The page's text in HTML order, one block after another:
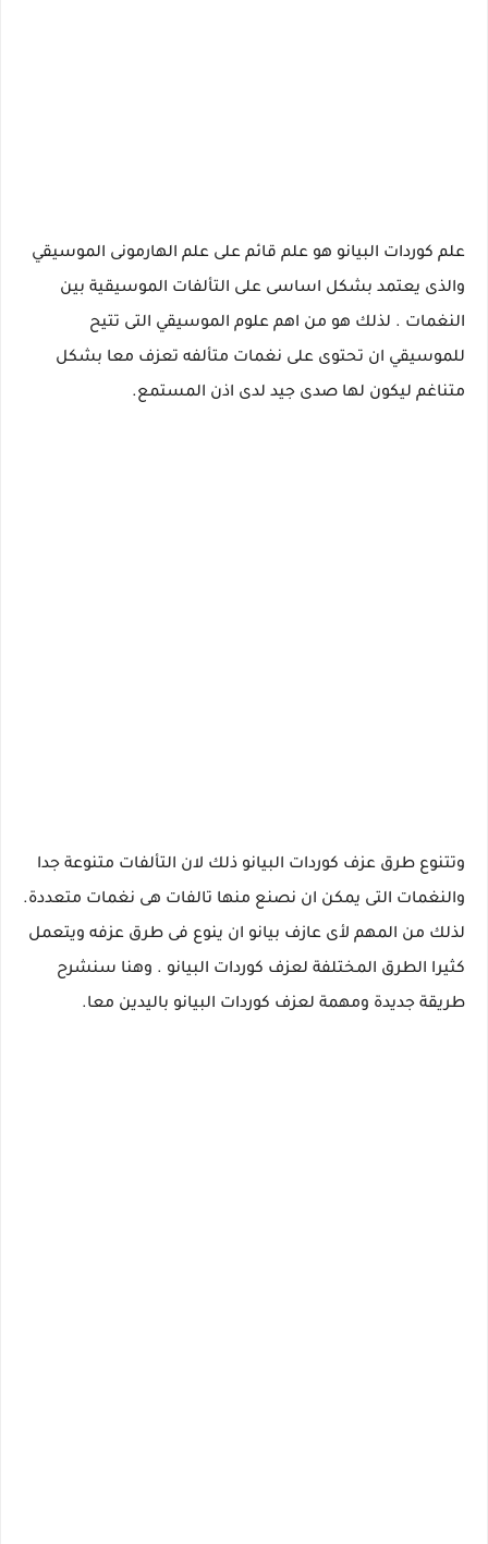
علم كوردات البيانو هو علم قائم على علم الهارمونى الموسيقي
والذى يعتمد بشكل اساسى على التألفات الموسيقية بين
النغمات . لذلك هو من اهم علوم الموسيقي التى تتيح
للموسيقي ان تحتوى على نغمات متألفه تعزف معا بشكل
متناغم ليكون لها صدى جيد لدى اذن المستمع.
وتتنوع طرق عزف كوردات البيانو ذلك لان التألفات متنوعة جدا
والنغمات التى يمكن ان نصنع منها تالفات هى نغمات متعددة.
لذلك من المهم لأى عازف بيانو ان ينوع فى طرق عزفه ويتعمل
كثيرا الطرق المختلفة لعزف كوردات البيانو . وهنا سنشرح
طريقة جديدة ومهمة لعزف كوردات البيانو باليدين معا.